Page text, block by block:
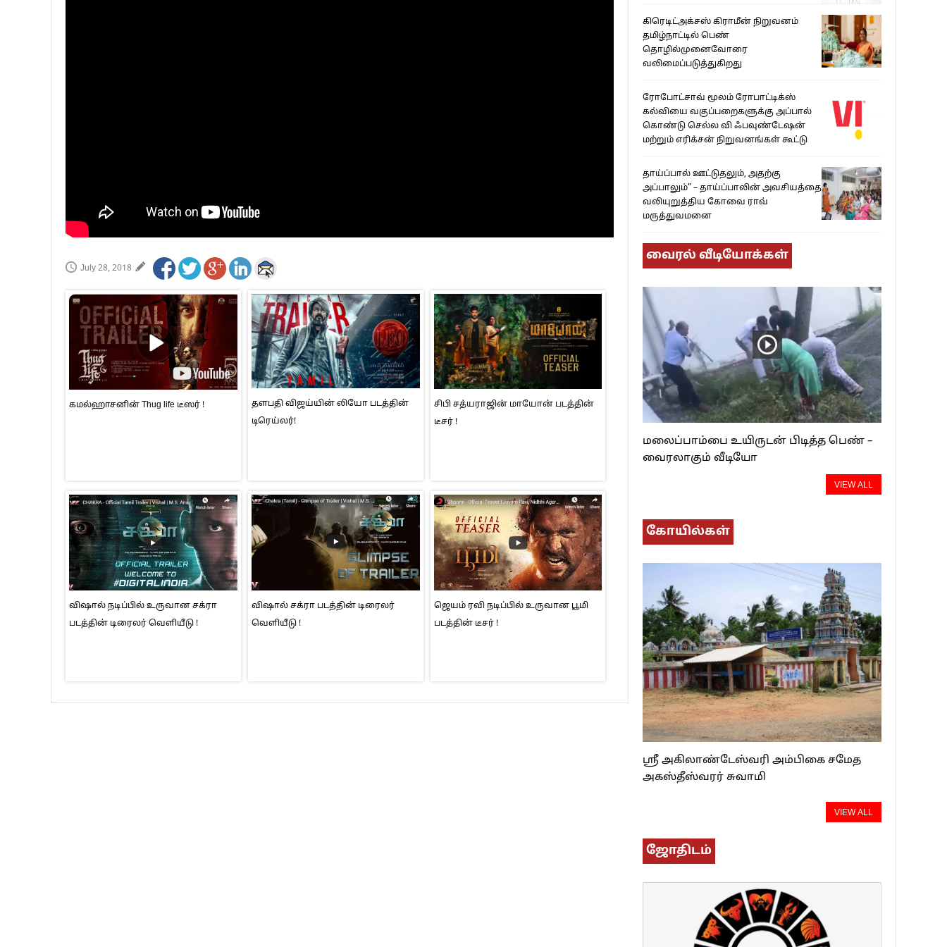
July 28, 2018
கமல்ஹாசனின் Thug life டீஸர் !
தளபதி விஜய்யின் லியோ படத்தின்
டிரெய்லர்!
சிபி சத்யராஜின் மாயோன் படத்தின்
டீசர் !
விஷால் நடிப்பில் உருவான சக்ரா
படத்தின் டிரைலர் வெளியீடு !
விஷால் சக்ரா படத்தின் டிரைலர்
வெளியீடு !
ஜெயம் ரவி நடிப்பில் உருவான பூமி
படத்தின் டீசர் !
கிரெடிட்அக்சஸ் கிராமீன் நிறுவனம்
தமிழ்நாட்டில் பெண்
தொழில்முனைவோரை
வலிமைப்படுத்துகிறது
ரோபோட்சாவ் மூலம் ரோபாட்டிக்ஸ்
கல்வியை வகுப்பறைகளுக்கு அப்பால்
கொண்டு செல்ல வி ஃபவுண்டேஷன்
மற்றும் எரிக்சன் நிறுவனங்கள் கூட்டு
தாய்ப்பால் ஊட்டுதலும், அதற்கு
அப்பாலும்” – தாய்ப்பாலின் அவசியத்தை
வலியுறுத்திய கோவை ராவ்
மருத்துவமனை
வைரல் வீடியோக்கள்
மலைப்பாம்பை உயிருடன் பிடித்த பெண் –
வைரலாகும் வீடியோ
VIEW ALL
கோயில்கள்
ஸ்ரீ அகிலாண்டேஸ்வரி அம்பிகை சமேத
அகஸ்தீஸ்வரர் சுவாமி
VIEW ALL
ஜோதிடம்